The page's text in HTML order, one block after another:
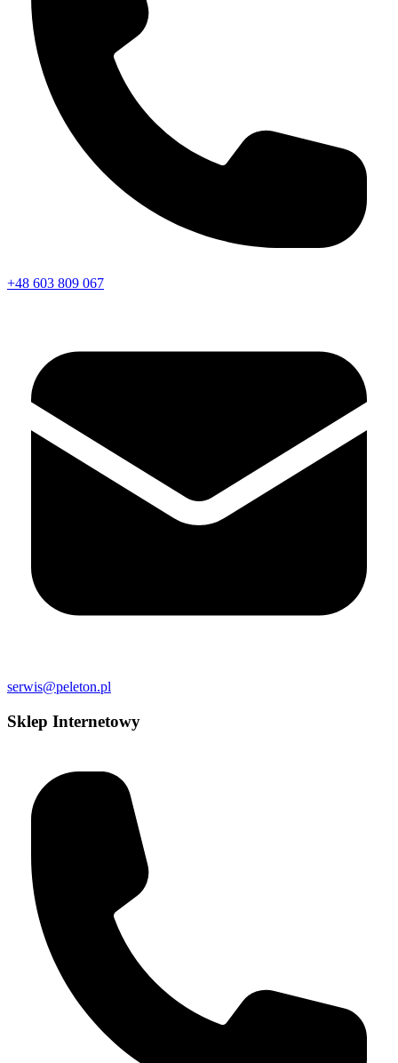
+48 603 809 067
serwis@peleton.pl
Sklep Internetowy